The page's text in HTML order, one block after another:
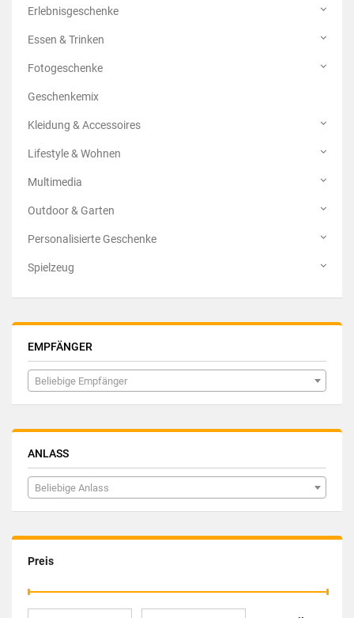
Erlebnisgeschenke
Essen & Trinken
Fotogeschenke
Geschenkemix
Kleidung & Accessoires
Lifestyle & Wohnen
Multimedia
Outdoor & Garten
Personalisierte Geschenke
Spielzeug
EMPFÄNGER
Beliebige Empfänger
ANLASS
Beliebige Anlass
Preis